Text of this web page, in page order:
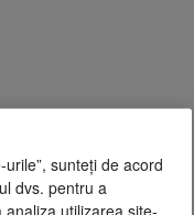
sunteți de acord
dvs. pentru a
utilizarea site-